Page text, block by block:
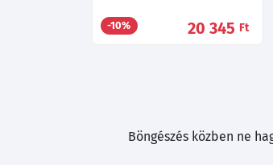
-10% 20 345 Ft
Böngészés közben ne